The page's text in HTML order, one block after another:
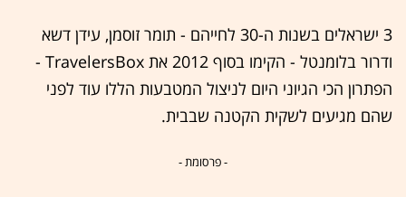
3 ישראלים בשנות ה-30 לחייהם - תומר זוסמן, עידן דשא
ודרור בלומנטל - הקימו בסוף 2012 את TravelersBox -
הפתרון הכי הגיוני היום לניצול המטבעות הללו עוד לפני
שהם מגיעים לשקית הקטנה שבבית.
- פרסומת -